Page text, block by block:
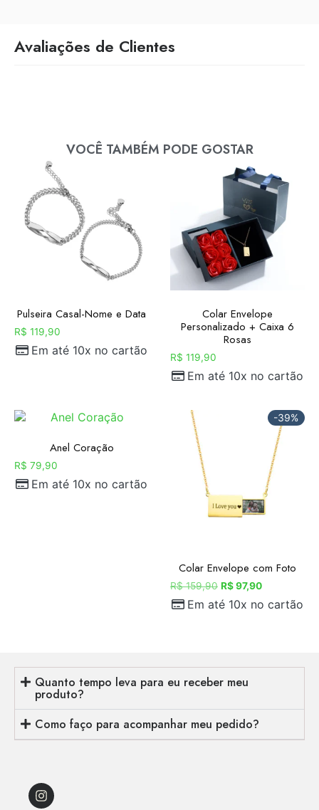
Avaliações de Clientes
VOCÊ TAMBÉM PODE GOSTAR
Pulseira Casal-Nome e Data
R$ 119,90
Em até 10x no cartão
Colar Envelope
Personalizado + Caixa 6
Rosas
R$ 119,90
Em até 10x no cartão
Anel Coração
R$ 79,90
Em até 10x no cartão
-39%
Colar Envelope com Foto
R$159,90 R$97,90
Em até 10x no cartão
Quanto tempo leva para eu receber meu
produto?
Como faço para acompanhar meu pedido?